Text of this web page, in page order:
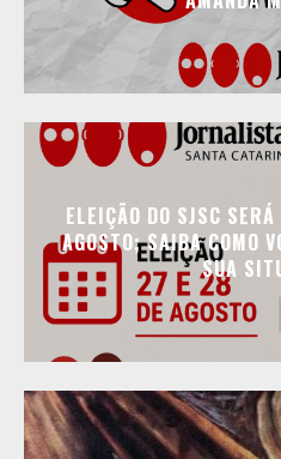
ELEIÇÃO DO SJSC
AGOSTO; SAIBA COMO
SUA